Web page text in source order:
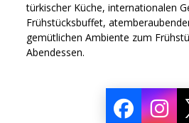
türkischer Küche, internationalen
Frühstücksbuffet,
gemütlichen Ambiente zum
Abendessen.